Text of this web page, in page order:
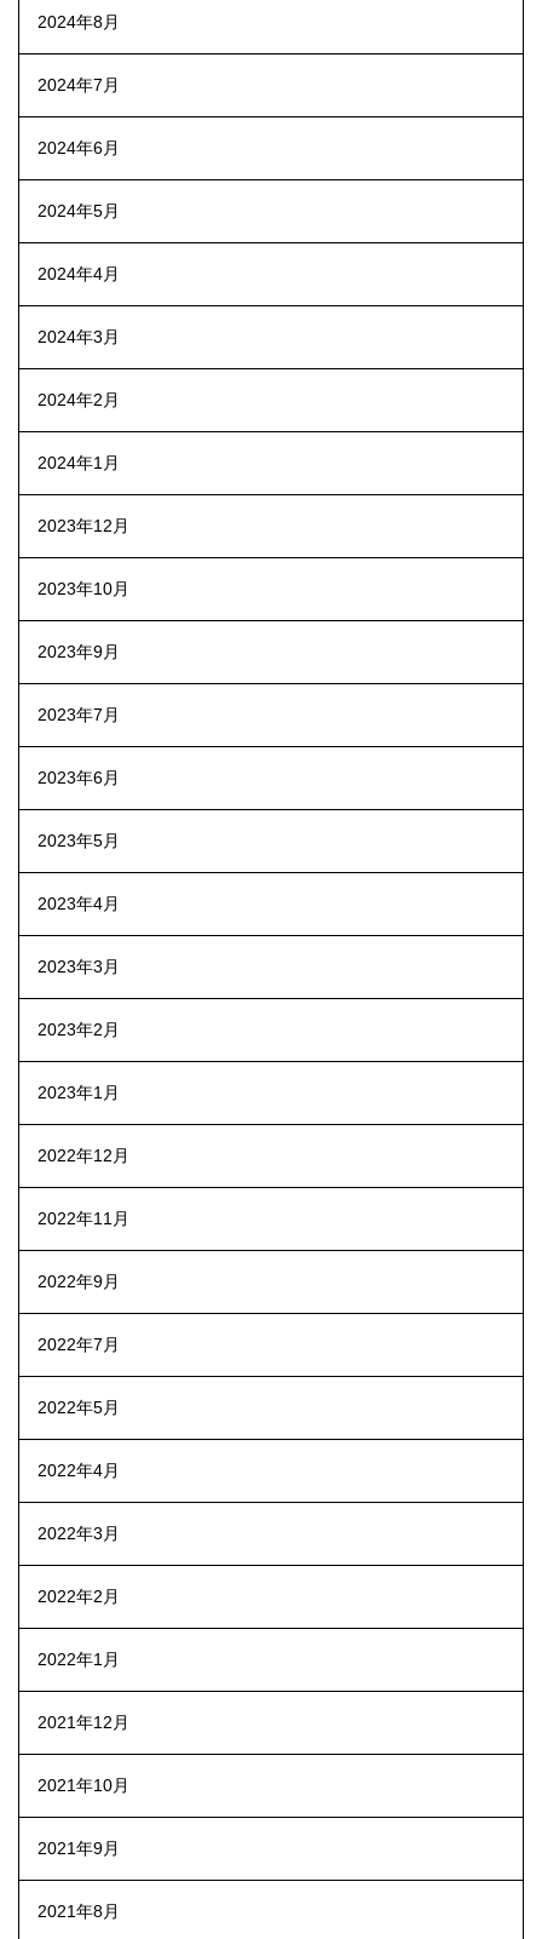
2024年8月
2024年7月
2024年6月
2024年5月
2024年4月
2024年3月
2024年2月
2024年1月
2023年12月
2023年10月
2023年9月
2023年7月
2023年6月
2023年5月
2023年4月
2023年3月
2023年2月
2023年1月
2022年12月
2022年11月
2022年9月
2022年7月
2022年5月
2022年4月
2022年3月
2022年2月
2022年1月
2021年12月
2021年10月
2021年9月
2021年8月